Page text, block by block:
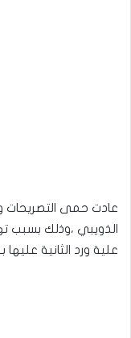
عادت حمى التصريحات
الذويبي ،وذلك بسبب
علية ورد الثانية عليها